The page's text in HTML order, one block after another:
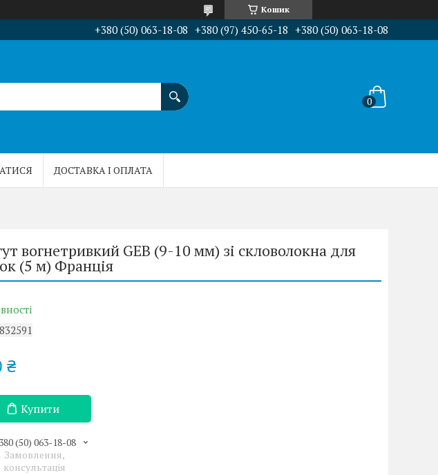
Кошик
+380 (50) 063-18-08 +380 (97) 450-65-18 +380 (50) 063-18-08
ДОСТАВКА І ОПЛАТА
вогнетривкий GEB (9-10 мм) зі скловолокна для
(5 м) Франція
832591
₴
Купити
(50) 063-18-08
Замовлення,
консультація